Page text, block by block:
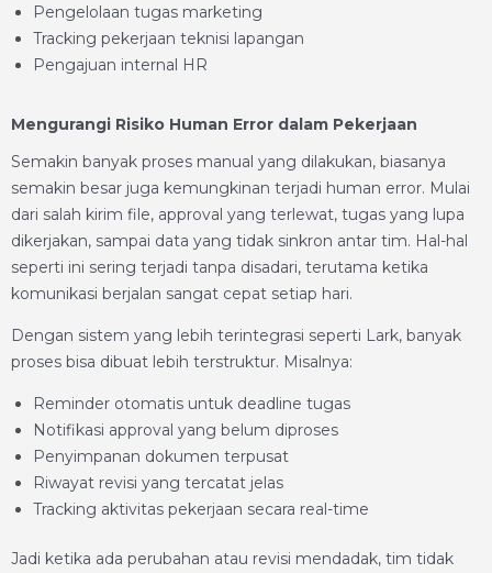
Pengelolaan tugas marketing
Tracking pekerjaan teknisi lapangan
Pengajuan internal HR
Mengurangi Risiko Human Error dalam Pekerjaan
Semakin banyak proses manual yang dilakukan, biasanya
semakin besar juga kemungkinan terjadi human error. Mulai
dari salah kirim file, approval yang terlewat, tugas yang lupa
dikerjakan, sampai data yang tidak sinkron antar tim. Hal-hal
seperti ini sering terjadi tanpa disadari, terutama ketika
komunikasi berjalan sangat cepat setiap hari.
Dengan sistem yang lebih terintegrasi seperti Lark, banyak
proses bisa dibuat lebih terstruktur. Misalnya:
Reminder otomatis untuk deadline tugas
Notifikasi approval yang belum diproses
Penyimpanan dokumen terpusat
Riwayat revisi yang tercatat jelas
Tracking aktivitas pekerjaan secara real-time
Jadi ketika ada perubahan atau revisi mendadak, tim tidak